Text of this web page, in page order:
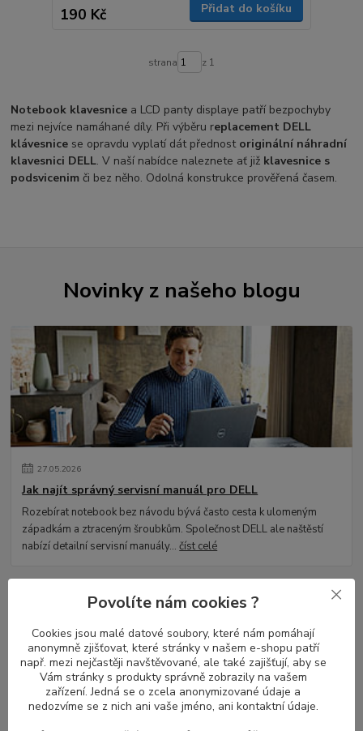
190 Kč Přidat do košíku
strana z 1
Notebook klavesnice a LCD panty displaye patří bezpochyby
mezi nejvíce namáhané díly. Při výběru replacement DELL
klávesnice se opravdu vyplatí dát přednostoriginální náhradní
klavesnici DELL. V naší nabídce naleznete ať již klavesnice s
podsvicenim či bez něho. Odolná konstrukce prověřená časem.
Novinky z našeho blogu
27.05.2026
Jak najít správný servisní manuál pro DELL
Rozebírat notebook bez návodu bývá často cesta k ulomeným
západkám a ztraceným šroubkům. Společnost DELL ale naštěstí
nabízí detailní servisní manuály...číst celé
Povolíte nám cookies ?
Cookies jsou malé datové soubory, které nám pomáhají
anonymně zjišťovat, které stránky v našem e-shopu patří
např. mezi nejčastěji navštěvované, ale také zajišťují, aby se
Vám stránky s produkty správně zobrazily na vašem
zařízení. Jedná se o zcela anonymizované údaje a
nedozvíme se z nich ani vaše jméno, ani kontaktní údaje.